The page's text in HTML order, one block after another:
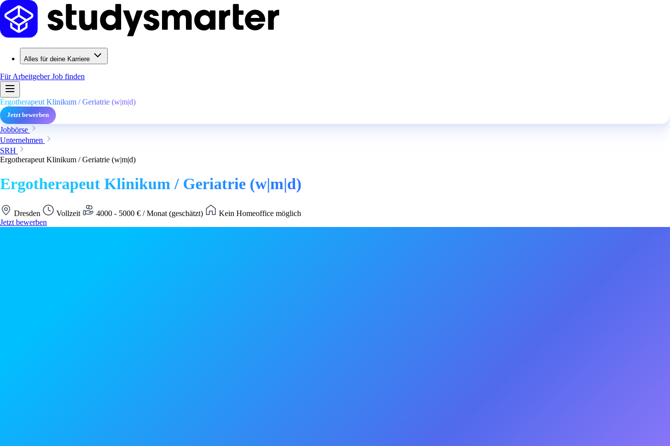
Alles für deine Karriere
Für ArbeitgeberJob finden
Ergotherapeut Klinikum / Geriatrie (w|m|d)
Jetzt bewerben
Jobbörse
Unternehmen
SRH
Ergotherapeut Klinikum / Geriatrie (w|m|d)
Ergotherapeut Klinikum / Geriatrie (w|m|d)
Dresden Vollzeit 4000 - 5000 € / Monat (geschätzt)
Kein Homeoffice möglich
Jetzt bewerben